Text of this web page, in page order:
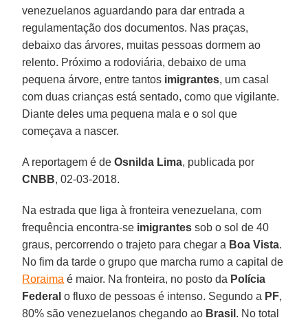
venezuelanos aguardando para dar entrada a
regulamentação dos documentos. Nas praças,
debaixo das árvores, muitas pessoas dormem ao
relento. Próximo a rodoviária, debaixo de uma
pequena árvore, entre tantos imigrantes, um casal
com duas crianças está sentado, como que vigilante.
Diante deles uma pequena mala e o sol que
começava a nascer.
A reportagem é deOsnilda Lima, publicada por
CNBB, 02-03-2018.
Na estrada que liga à fronteira venezuelana, com
frequência encontra-se imigrantes sob o sol de 40
graus, percorrendo o trajeto para chegar a Boa Vista.
No fim da tarde o grupo que marcha rumo a capital de
Roraima é maior. Na fronteira, no posto da Polícia
Federal o fluxo de pessoas é intenso. Segundo a PF,
80% são venezuelanos chegando ao Brasil . No total